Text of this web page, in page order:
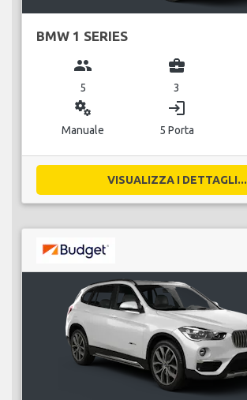
BMW 1 SERIES
group
5
business_center
3
miscellaneous_services
Manuale
login
5 Porta
VISUALIZZA I DETTAGLI...